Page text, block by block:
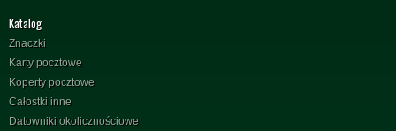
Katalog
Znaczki
Karty pocztowe
Koperty pocztowe
Całostki inne
Datowniki okolicznościowe